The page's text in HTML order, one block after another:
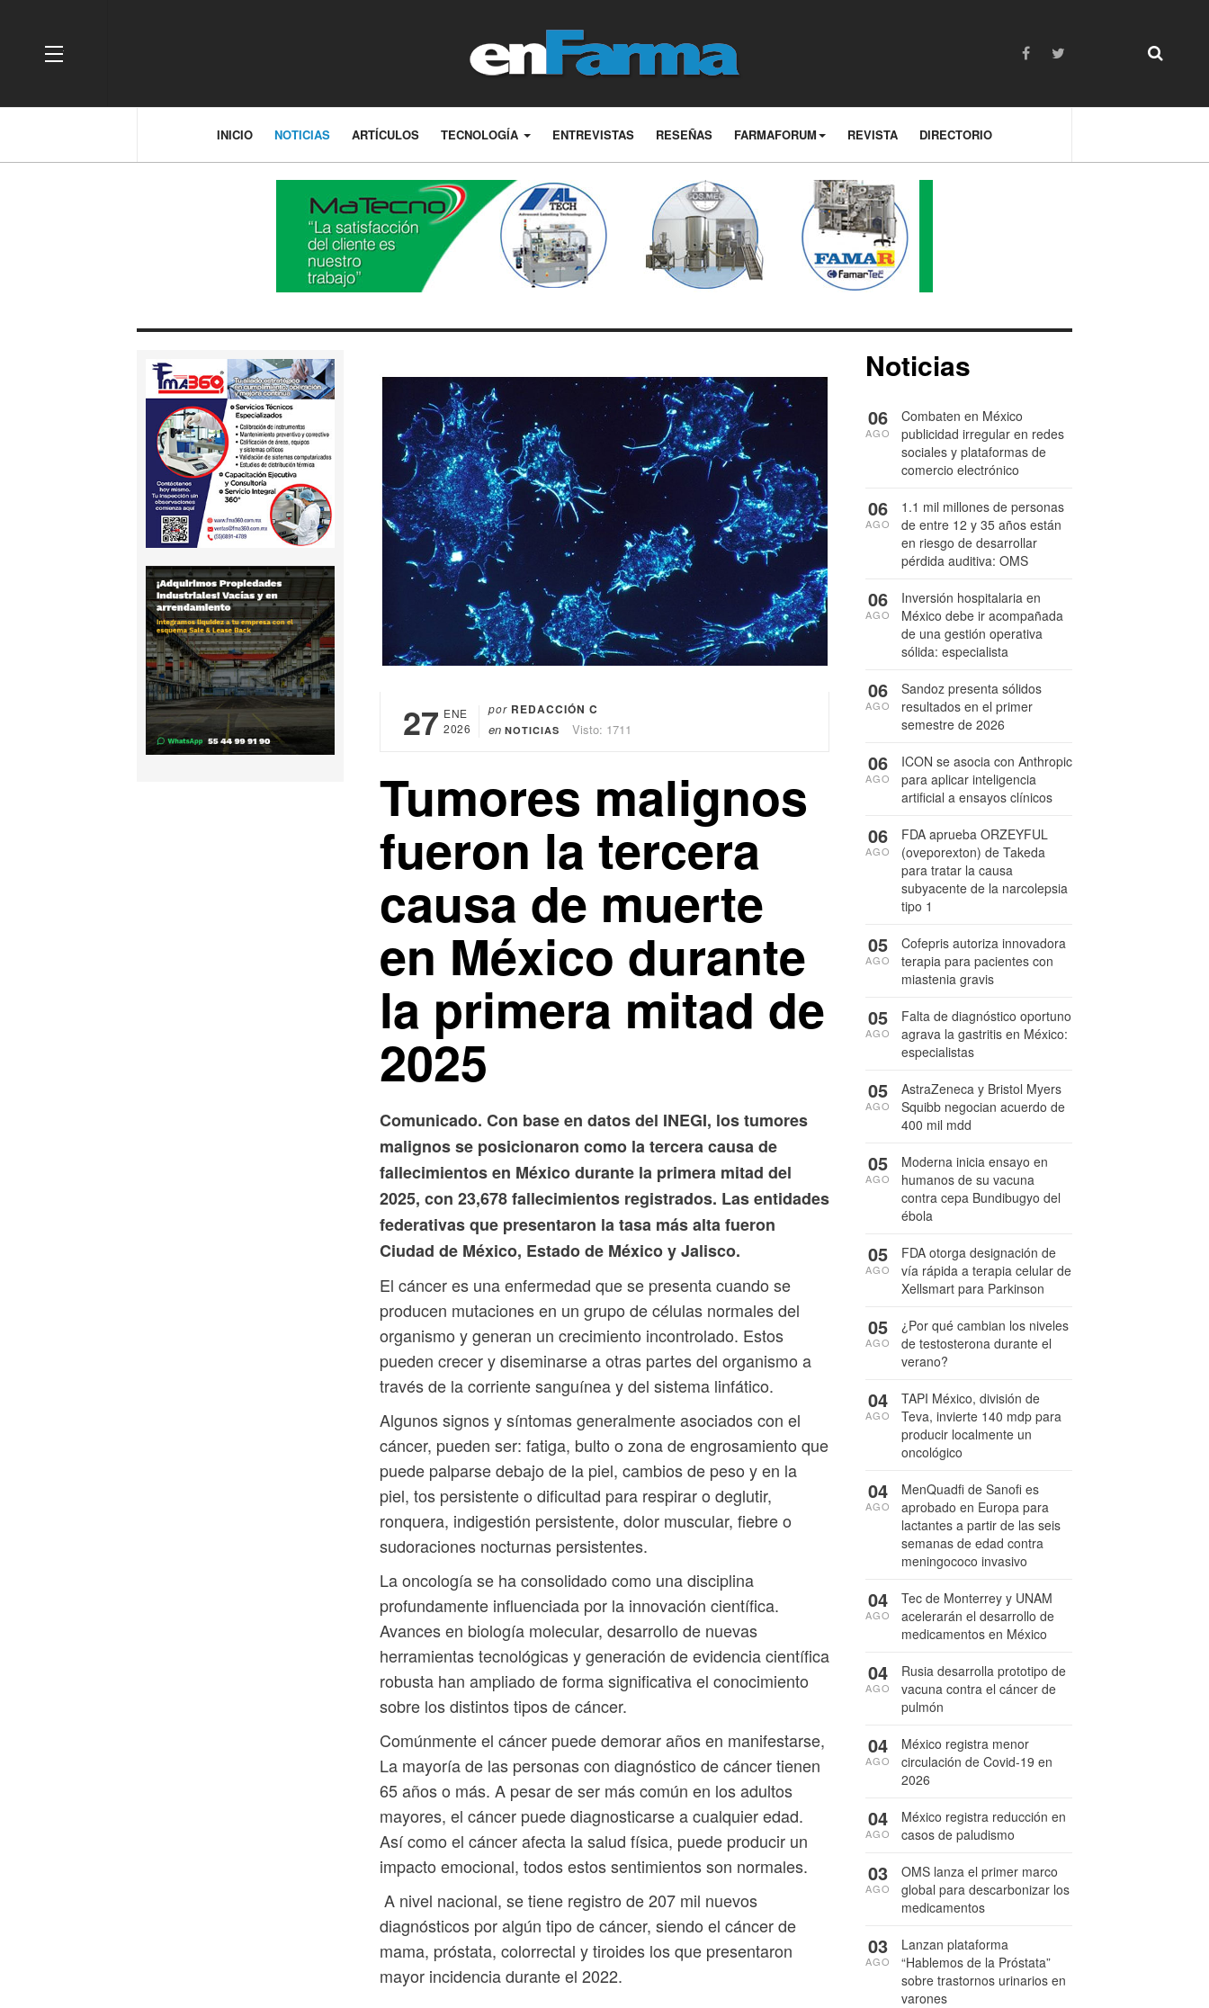
OFF CANVAS
INICIO NOTICIAS ARTÍCULOS TECNOLOGÍA ENTREVISTAS RESEÑAS FARMAFORUM REVISTA DIRECTORIO
27 ENE
2026
por REDACCIÓN C
en NOTICIAS Visto: 1711
Tumores malignos
fueron la tercera
causa de muerte
en México durante
la primera mitad de
2025
Comunicado. Con base en datos del INEGI, los tumores
malignos se posicionaron como la tercera causa de
fallecimientos en México durante la primera mitad del
2025, con 23,678 fallecimientos registrados. Las entidades
federativas que presentaron la tasa más alta fueron
Ciudad de México, Estado de México y Jalisco.
El cáncer es una enfermedad que se presenta cuando se
producen mutaciones en un grupo de células normales del
organismo y generan un crecimiento incontrolado. Estos
pueden crecer y diseminarse a otras partes del organismo a
través de la corriente sanguínea y del sistema linfático.
Algunos signos y síntomas generalmente asociados con el
cáncer, pueden ser: fatiga, bulto o zona de engrosamiento que
puede palparse debajo de la piel, cambios de peso y en la
piel, tos persistente o dificultad para respirar o deglutir,
ronquera, indigestión persistente, dolor muscular, fiebre o
sudoraciones nocturnas persistentes.
La oncología se ha consolidado como una disciplina
profundamente influenciada por la innovación científica.
Avances en biología molecular, desarrollo de nuevas
herramientas tecnológicas y generación de evidencia científica
robusta han ampliado de forma significativa el conocimiento
sobre los distintos tipos de cáncer.
Comúnmente el cáncer puede demorar años en manifestarse,
La mayoría de las personas con diagnóstico de cáncer tienen
65 años o más. A pesar de ser más común en los adultos
mayores, el cáncer puede diagnosticarse a cualquier edad.
Así como el cáncer afecta la salud física, puede producir un
impacto emocional, todos estos sentimientos son normales.
A nivel nacional, se tiene registro de 207 mil nuevos
diagnósticos por algún tipo de cáncer, siendo el cáncer de
mama, próstata, colorrectal y tiroides los que presentaron
mayor incidencia durante el 2022.
Noticias
Combaten en México
publicidad irregular en redes
sociales y plataformas de
comercio electrónico
06
AGO
1.1 mil millones de personas
de entre 12 y 35 años están
en riesgo de desarrollar
pérdida auditiva: OMS
06
AGO
Inversión hospitalaria en
México debe ir acompañada
de una gestión operativa
sólida: especialista
06
AGO
Sandoz presenta sólidos
resultados en el primer
semestre de 2026
06
AGO
ICON se asocia con Anthropic
para aplicar inteligencia
artificial a ensayos clínicos
06
AGO
FDA aprueba ORZEYFUL
(oveporexton) de Takeda
para tratar la causa
subyacente de la narcolepsia
tipo 1
06
AGO
Cofepris autoriza innovadora
terapia para pacientes con
miastenia gravis
05
AGO
Falta de diagnóstico oportuno
agrava la gastritis en México:
especialistas
05
AGO
AstraZeneca y Bristol Myers
Squibb negocian acuerdo de
400 mil mdd
05
AGO
Moderna inicia ensayo en
humanos de su vacuna
contra cepa Bundibugyo del
ébola
05
AGO
FDA otorga designación de
vía rápida a terapia celular de
Xellsmart para Parkinson
05
AGO
¿Por qué cambian los niveles
de testosterona durante el
verano?
05
AGO
TAPI México, división de
Teva, invierte 140 mdp para
producir localmente un
oncológico
04
AGO
MenQuadfi de Sanofi es
aprobado en Europa para
lactantes a partir de las seis
semanas de edad contra
meningococo invasivo
04
AGO
Tec de Monterrey y UNAM
acelerarán el desarrollo de
medicamentos en México
04
AGO
Rusia desarrolla prototipo de
vacuna contra el cáncer de
pulmón
04
AGO
México registra menor
circulación de Covid-19 en
2026
04
AGO
México registra reducción en
casos de paludismo
04
AGO
OMS lanza el primer marco
global para descarbonizar los
medicamentos
03
AGO
Lanzan plataforma
“Hablemos de la Próstata”
sobre trastornos urinarios en
varones
03
AGO